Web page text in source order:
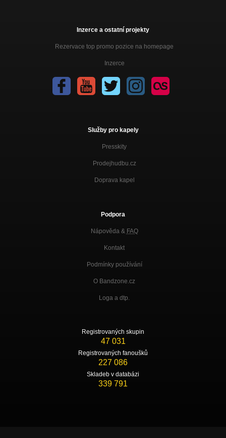
Inzerce a ostatní projekty
Rezervace top promo pozice na homepage
Inzerce
Služby pro kapely
Presskity
Prodejhudbu.cz
Doprava kapel
Podpora
Nápověda & FAQ
Kontakt
Podmínky používání
O Bandzone.cz
Loga a dtp.
Registrovaných skupin
47 031
Registrovaných fanoušků
227 086
Skladeb v databázi
339 791